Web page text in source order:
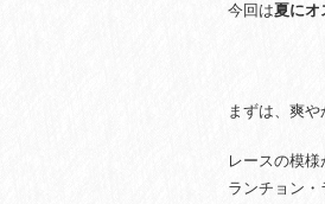
今回は夏にオ
まずは、爽や
レースの模
ランチョン